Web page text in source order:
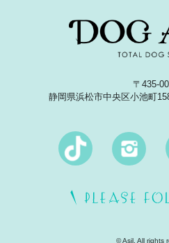
〒435-
静岡県浜松市中央区小池町
© Asil. All rights